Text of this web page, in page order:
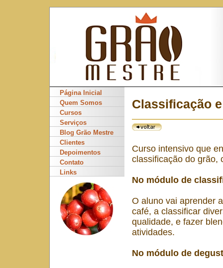
Página Inicial
Quem Somos
Cursos
Serviços
Blog Grão Mestre
Clientes
Depoimentos
Contato
Links
Classificação
Curso intensivo que
classificação do grão,
No módulo de
O aluno vai aprender
café, a classificar
qualidade, e fazer
atividades.
No módulo de